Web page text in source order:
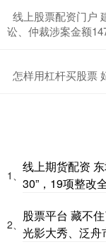
线上股票配资门户
讼、仲裁涉案金额
怎样用杠杆买股票
1、
线上期货配资
30”，19项整改
2、
股票平台 藏不
光影大秀、泛